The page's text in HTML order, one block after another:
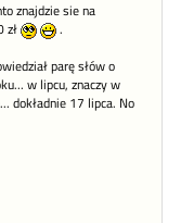
znajdzie sie na
zł
.
parę słów o
w lipcu, znaczy w
dokładnie 17 lipca. No